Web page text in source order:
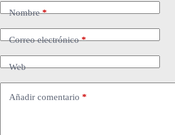
Nombre*
Correo electrónico*
Web
Añadir comentario *